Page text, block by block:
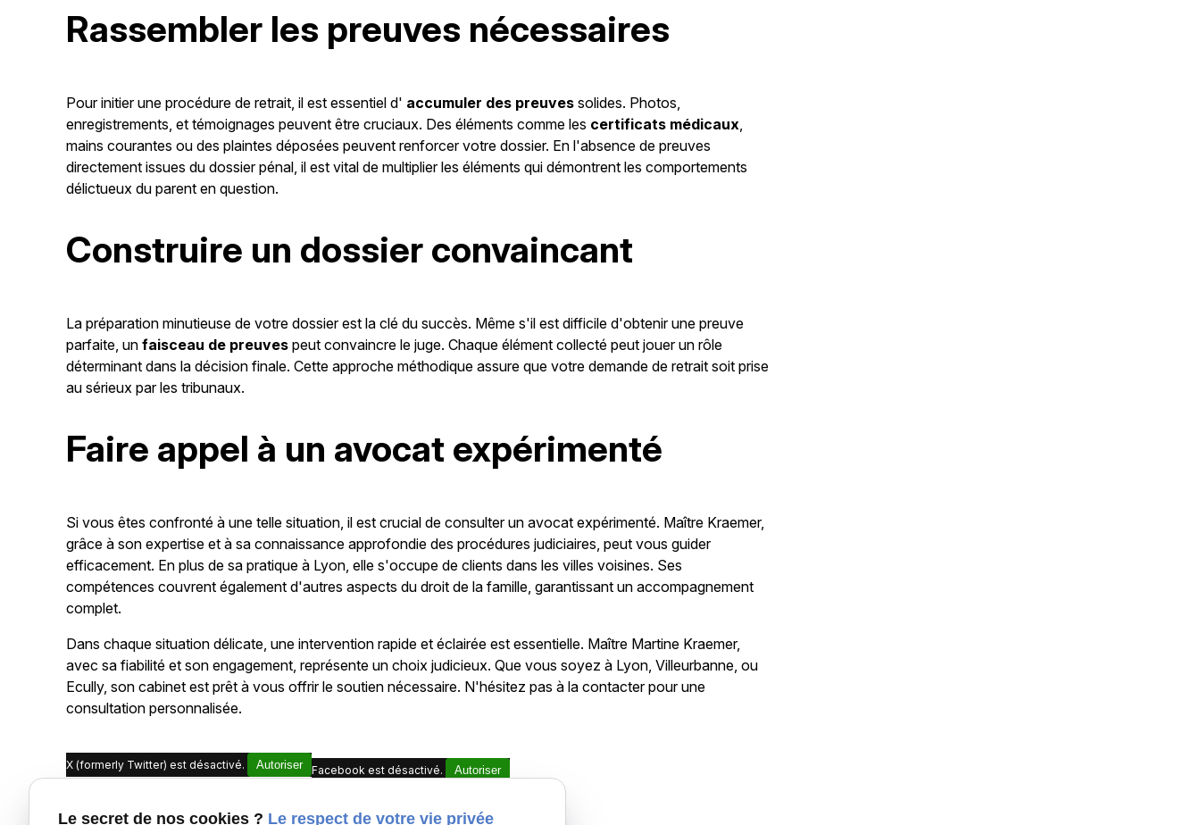
Rassembler les preuves nécessaires
Pour initier une procédure de retrait, il est essentiel d' accumuler des preuves solides. Photos,
enregistrements, et témoignages peuvent être cruciaux. Des éléments comme les certificats médicaux,
mains courantes ou des plaintes déposées peuvent renforcer votre dossier. En l'absence de preuves
directement issues du dossier pénal, il est vital de multiplier les éléments qui démontrent les comportements
délictueux du parent en question.
Construire un dossier convaincant
La préparation minutieuse de votre dossier est la clé du succès. Même s'il est difficile d'obtenir une preuve
parfaite, unfaisceau de preuves peut convaincre le juge. Chaque élément collecté peut jouer un rôle
déterminant dans la décision finale. Cette approche méthodique assure que votre demande de retrait soit prise
au sérieux par les tribunaux.
Faire appel à un avocat expérimenté
Si vous êtes confronté à une telle situation, il est crucial de consulter un avocat expérimenté. Maître Kraemer,
grâce à son expertise et à sa connaissance approfondie des procédures judiciaires, peut vous guider
efficacement. En plus de sa pratique à Lyon, elle s'occupe de clients dans les villes voisines. Ses
compétences couvrent également d'autres aspects du droit de la famille, garantissant un accompagnement
complet.
Dans chaque situation délicate, une intervention rapide et éclairée est essentielle. Maître Martine Kraemer,
avec sa fiabilité et son engagement, représente un choix judicieux. Que vous soyez à Lyon, Villeurbanne, ou
Ecully, son cabinet est prêt à vous offrir le soutien nécessaire. N'hésitez pas à la contacter pour une
consultation personnalisée.
X (formerly Twitter) est désactivé. Autoriser Facebook est désactivé. Autoriser
Le secret de nos cookies ? Le respect de votre vie privée